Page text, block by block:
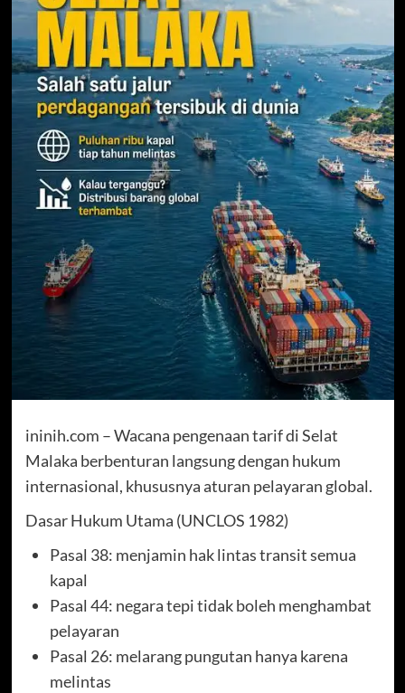
ininih.com – Wacana pengenaan tarif di Selat
Malaka berbenturan langsung dengan hukum
internasional, khususnya aturan pelayaran global.
Dasar Hukum Utama (UNCLOS 1982)
Pasal 38: menjamin hak lintas transit semua
kapal
Pasal 44: negara tepi tidak boleh menghambat
pelayaran
Pasal 26: melarang pungutan hanya karena
melintas